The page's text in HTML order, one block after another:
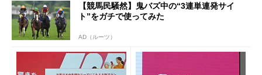
【競馬民騒然】鬼バズ中の“3連単連発サイ
ト”をガチで使ってみた
AD（ルーツ）